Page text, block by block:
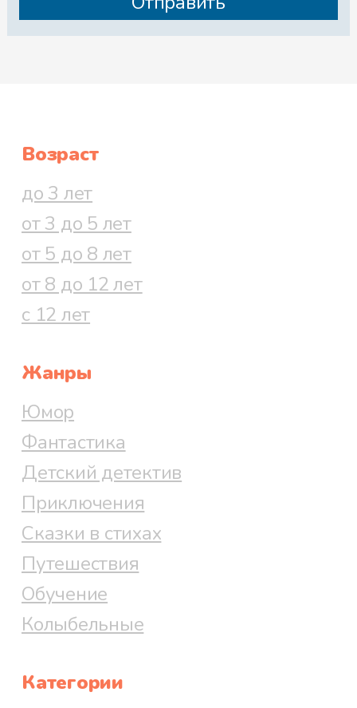
Возраст
до 3 лет
от 3 до 5 лет
от 5 до 8 лет
от 8 до 12 лет
с 12 лет
Жанры
Юмор
Фантастика
Детский детектив
Приключения
Сказки в стихах
Путешествия
Обучение
Колыбельные
Категории